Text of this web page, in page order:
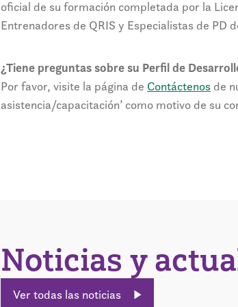
oficial de su formación completada por la
Entrenadores de QRIS y Especialistas de PD
¿Tiene preguntas sobre su Perfil de
Por favor, visite la página de Contáctenos de
asistencia/capacitación’ como motivo de su
Noticias y
Ver todas las noticias